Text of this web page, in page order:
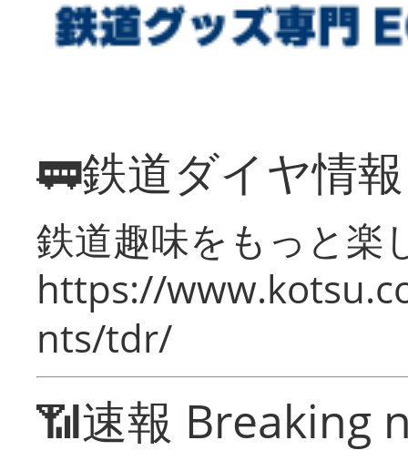
🚃鉄道ダイヤ情
鉄道趣味をもっと楽
https://
nts/tdr/
📶速報 Breaking